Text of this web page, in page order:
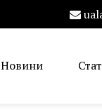
Новини